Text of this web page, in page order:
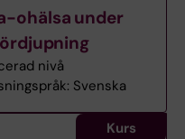
ohälsa under
nivå
Svenska
Kurs